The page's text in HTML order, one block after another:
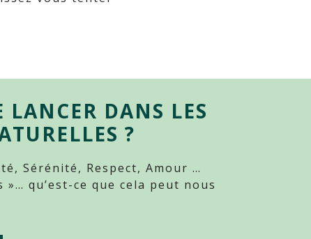
LANCER DANS LES
?
Sérénité, Respect, Amour …
qu’est-ce que cela peut nous